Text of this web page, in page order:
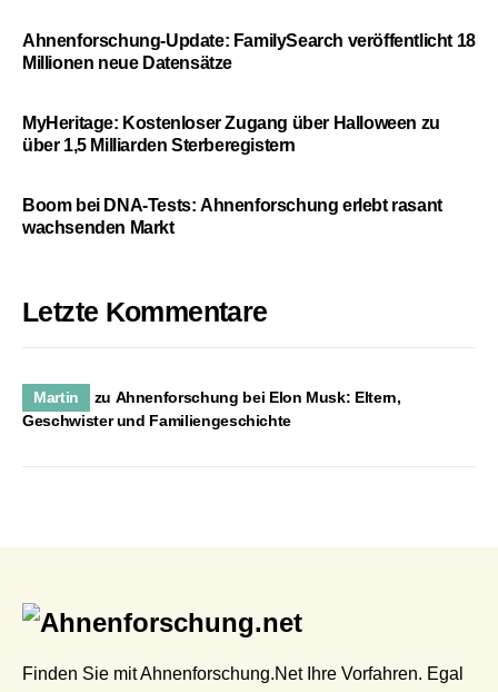
Ahnenforschung-Update: FamilySearch veröffentlicht 18
Millionen neue Datensätze
MyHeritage: Kostenloser Zugang über Halloween zu
über 1,5 Milliarden Sterberegistern
Boom bei DNA-Tests: Ahnenforschung erlebt rasant
wachsenden Markt
Letzte Kommentare
Martin zu Ahnenforschung bei Elon Musk: Eltern,
Geschwister und Familiengeschichte
Finden Sie mit Ahnenforschung.Net Ihre Vorfahren. Egal